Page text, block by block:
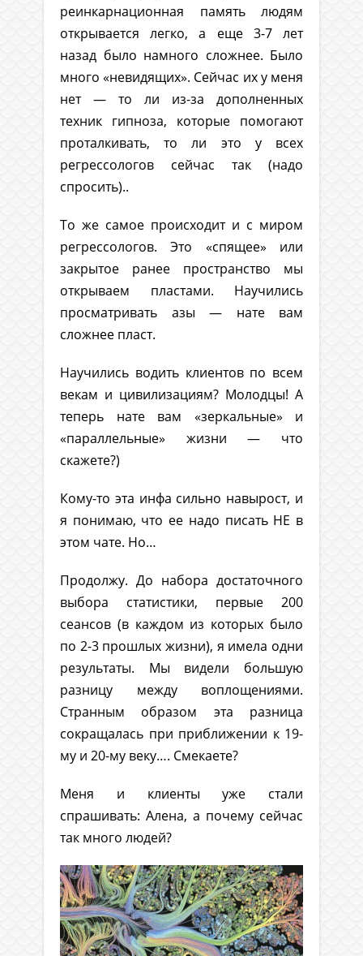
реинкарнационная память людям
открывается легко, а еще 3-7 лет
назад было намного сложнее. Было
много «невидящих». Сейчас их у меня
нет — то ли из-за дополненных
техник гипноза, которые помогают
проталкивать, то ли это у всех
регрессологов сейчас так (надо
спросить)..
То же самое происходит и с миром
регрессологов. Это «спящее» или
закрытое ранее пространство мы
открываем пластами. Научились
просматривать азы — нате вам
сложнее пласт.
Научились водить клиентов по всем
векам и цивилизациям? Молодцы! А
теперь нате вам «зеркальные» и
«параллельные» жизни — что
скажете?)
Кому-то эта инфа сильно навырост, и
я понимаю, что ее надо писать НЕ в
этом чате. Но…
Продолжу. До набора достаточного
выбора статистики, первые 200
сеансов (в каждом из которых было
по 2-3 прошлых жизни), я имела одни
результаты. Мы видели большую
разницу между воплощениями.
Странным образом эта разница
сокращалась при приближении к 19-
му и 20-му веку…. Смекаете?
Меня и клиенты уже стали
спрашивать: Алена, а почему сейчас
так много людей?